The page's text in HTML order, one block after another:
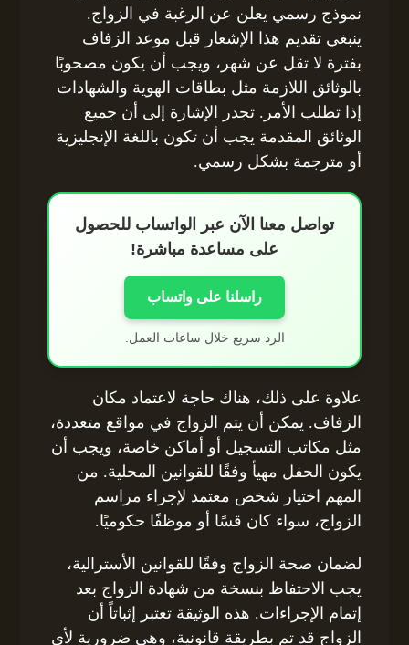
نموذج رسمي يعلن عن الرغبة في الزواج.
ينبغي تقديم هذا الإشعار قبل موعد الزفاف
بفترة لا تقل عن شهر، ويجب أن يكون مصحوبًا
بالوثائق اللازمة مثل بطاقات الهوية والشهادات
إذا تطلب الأمر. تجدر الإشارة إلى أن جميع
الوثائق المقدمة يجب أن تكون باللغة الإنجليزية
أو مترجمة بشكل رسمي.
تواصل معنا الآن عبر الواتساب للحصول
على مساعدة مباشرة!
راسلنا على واتساب
الرد سريع خلال ساعات العمل.
علاوة على ذلك، هناك حاجة لاعتماد مكان
الزفاف. يمكن أن يتم الزواج في مواقع متعددة،
مثل مكاتب التسجيل أو أماكن خاصة، ويجب أن
يكون الحفل مهيأ وفقًا للقوانين المحلية. من
المهم اختيار شخص معتمد لإجراء مراسم
الزواج، سواء كان قسًا أو موظفًا حكوميًا.
لضمان صحة الزواج وفقًا للقوانين الأسترالية،
يجب الاحتفاظ بنسخة من شهادة الزواج بعد
إتمام الإجراءات. هذه الوثيقة تعتبر إثباتاً أن
الزواج قد تم بطريقة قانونية، وهي ضرورية لأي